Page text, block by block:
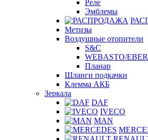
Реле
Эмблемы
Метизы
Воздушные отопители
S&C
WEBASTO/
Планар
Шланги подкачки
Клемма АКБ
Зеркала
DAF
IVECO
MAN